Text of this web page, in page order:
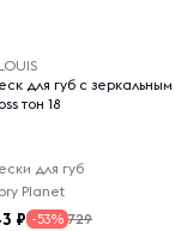
для губ с
тон 18
для губ
Planet
-53% 729